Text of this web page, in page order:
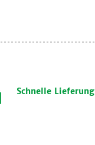
Schnelle Lieferung